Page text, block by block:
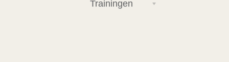
Trainingen